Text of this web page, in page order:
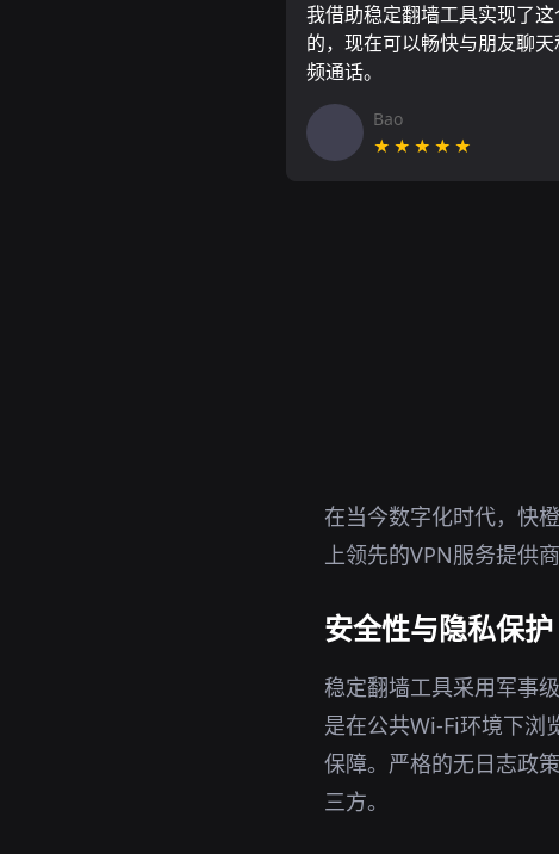
我借助稳定翻墙工具实现了这
的，现在可以畅快与朋友聊
频通话。
Bao
★★★★★
在当今数字化时代，快
上领先的VPN服务提供
安全性与隐私保护
稳定翻墙工具采用军事
是在公共Wi-Fi环境下浏
保障。严格的无日志政
三方。